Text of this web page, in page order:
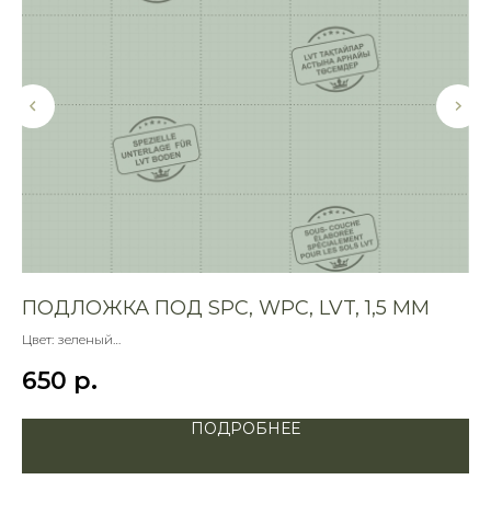
ПОДЛОЖКА ПОД SPC, WPC, LVT, 1,5 ММ
Цвет: зеленый
Размеры: 1000 * 500 мм
650 р.
ПОДРОБНЕЕ